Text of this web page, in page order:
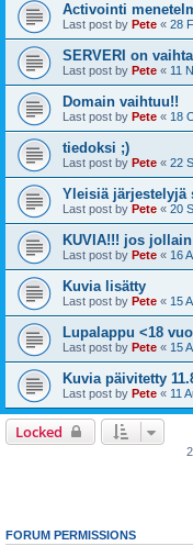
Activointi
Last post by Pete « 28
SERVERI on
Last post by Pete « 11
Domain vaihtuu!!
Last post by Pete « 18
tiedoksi ;)
Last post by Pete « 22
Yleisiä järjestelyjä
Last post by Pete « 20
KUVIA!!! jos
Last post by Pete « 16
Kuvia lisätty
Last post by Pete « 15
Lupalappu <18
Last post by Pete « 15
Kuvia päivitetty
Last post by Pete « 11
Locked
FORUM PERMISSIONS